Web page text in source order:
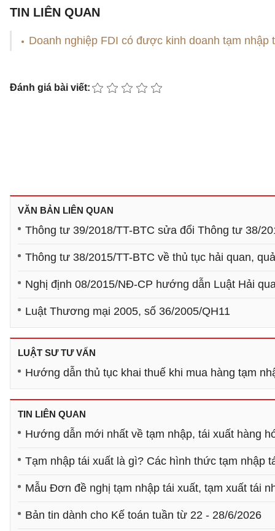
TIN LIÊN QUAN
Doanh nghiệp FDI có được kinh doanh tạm nhập
Đánh giá bài viết:
VĂN BẢN LIÊN QUAN
Thông tư 39/2018/TT-BTC sửa đổi Thông tư 38/
Thông tư 38/2015/TT-BTC về thủ tục hải quan,
Nghị định 08/2015/NĐ-CP hướng dẫn Luật Hải
Luật Thương mại 2005, số 36/2005/QH11
LUẬT SƯ TƯ VẤN
Hướng dẫn thủ tục khai thuế khi mua hàng tạm
TIN LIÊN QUAN
Hướng dẫn mới nhất về tạm nhập, tái xuất hàng
Tạm nhập tái xuất là gì? Các hình thức tạm nhập
Mẫu Đơn đề nghị tạm nhập tái xuất, tạm xuất tái
Bản tin dành cho Kế toán tuần từ 22 - 28/6/2026